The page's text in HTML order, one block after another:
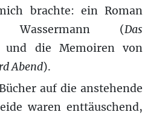
brachte: ein Roman
(Das
und die Memoiren von
Abend).
auf die anstehende
waren enttäuschend,